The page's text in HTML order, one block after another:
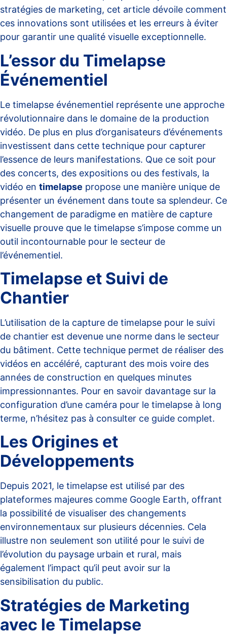
stratégies de marketing, cet article dévoile comment
ces innovations sont utilisées et les erreurs à éviter
pour garantir une qualité visuelle exceptionnelle.
L’essor du Timelapse
Événementiel
Le timelapse événementiel représente une approche
révolutionnaire dans le domaine de la production
vidéo. De plus en plus d’organisateurs d’événements
investissent dans cette technique pour capturer
l’essence de leurs manifestations. Que ce soit pour
des concerts, des expositions ou des festivals, la
vidéo en timelapse propose une manière unique de
présenter un événement dans toute sa splendeur. Ce
changement de paradigme en matière de capture
visuelle prouve que le timelapse s’impose comme un
outil incontournable pour le secteur de
l’événementiel.
Timelapse et Suivi de
Chantier
L’utilisation de la capture de timelapse pour le suivi
de chantier est devenue une norme dans le secteur
du bâtiment. Cette technique permet de réaliser des
vidéos en accéléré, capturant des mois voire des
années de construction en quelques minutes
impressionnantes. Pour en savoir davantage sur la
configuration d’une caméra pour le timelapse à long
terme, n’hésitez pas à consulter ce guide complet.
Les Origines et
Développements
Depuis 2021, le timelapse est utilisé par des
plateformes majeures comme Google Earth, offrant
la possibilité de visualiser des changements
environnementaux sur plusieurs décennies. Cela
illustre non seulement son utilité pour le suivi de
l’évolution du paysage urbain et rural, mais
également l’impact qu’il peut avoir sur la
sensibilisation du public.
Stratégies de Marketing
avec le Timelapse